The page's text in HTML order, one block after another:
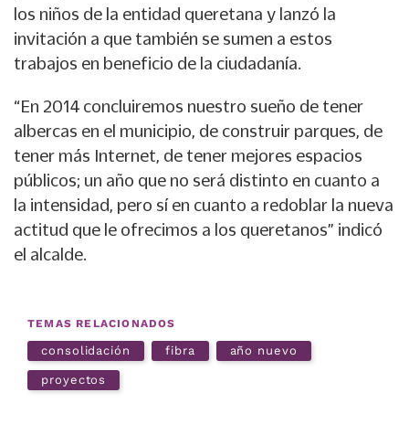
los niños de la entidad queretana y lanzó la
invitación a que también se sumen a estos
trabajos en beneficio de la ciudadanía.
“En 2014 concluiremos nuestro sueño de tener
albercas en el municipio, de construir parques, de
tener más Internet, de tener mejores espacios
públicos; un año que no será distinto en cuanto a
la intensidad, pero sí en cuanto a redoblar la nueva
actitud que le ofrecimos a los queretanos” indicó
el alcalde.
TEMAS RELACIONADOS
consolidación fibra año nuevo
proyectos